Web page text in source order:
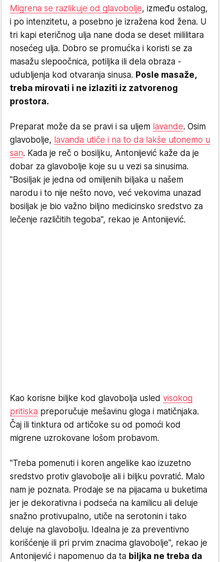
Migrena se razlikuje od glavobolje, između ostalog,
i po intenzitetu, a posebno je izražena kod žena. U
tri kapi eteričnog ulja nane doda se deset mililitara
nosećeg ulja. Dobro se promućka i koristi se za
masažu slepoočnica, potiljka ili dela obraza -
udubljenja kod otvaranja sinusa. Posle masaže,
treba mirovati i ne izlaziti iz zatvorenog
prostora.
Preparat može da se pravi i sa uljem lavande. Osim
glavobolje, lavanda utiče i na to da lakše utonemo u
san. Kada je reč o bosiljku, Antonijević kaže da je
dobar za glavobolje koje su u vezi sa sinusima.
"Bosiljak je jedna od omiljenih biljaka u našem
narodu i to nije nešto novo, već vekovima unazad
bosiljak je bio važno biljno medicinsko sredstvo za
lečenje različitih tegoba", rekao je Antonijević.
Kao korisne biljke kod glavobolja usled visokog
pritiska preporučuje mešavinu gloga i matičnjaka.
Čaj ili tinktura od artičoke su od pomoći kod
migrene uzrokovane lošom probavom.
"Treba pomenuti i koren angelike kao izuzetno
sredstvo protiv glavobolje ali i biljku povratić. Malo
nam je poznata. Prodaje se na pijacama u buketima
jer je dekorativna i podseća na kamilicu ali deluje
snažno protivupalno, utiče na serotonin i tako
deluje na glavobolju. Idealna je za preventivno
korišćenje ili pri prvim znacima glavobolje", rekao je
Antonijević i napomenuo da ta biljka ne treba da